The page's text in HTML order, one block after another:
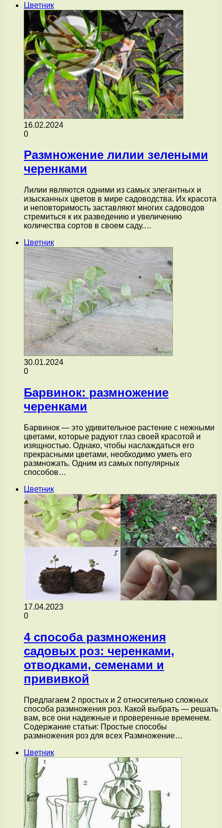
Цветник
16.02.2024
0
Размножение лилии зелеными
черенками
Лилии являются одними из самых элегантных и
изысканных цветов в мире садоводства. Их красота
и неповторимость заставляют многих садоводов
стремиться к их разведению и увеличению
количества сортов в своем саду.…
Цветник
30.01.2024
0
Барвинок: размножение
черенками
Барвинок — это удивительное растение с нежными
цветами, которые радуют глаз своей красотой и
изящностью. Однако, чтобы наслаждаться его
прекрасными цветами, необходимо уметь его
размножать. Одним из самых популярных
способов…
Цветник
17.04.2023
0
4 способа размножения
садовых роз: черенками,
отводками, семенами и
прививкой
Предлагаем 2 простых и 2 относительно сложных
способа размножения роз. Какой выбрать — решать
вам, все они надежные и проверенные временем.
Содержание статьи: Простые способы
размножения роз для всех Размножение…
Цветник